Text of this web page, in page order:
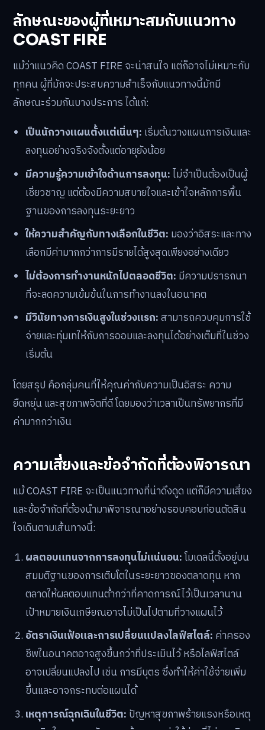
ลักษณะของผู้ที่เหมาะสมกับแนวทาง
COAST FIRE
แม้ว่าแนวคิด COAST FIRE จะน่าสนใจ แต่ก็อาจไม่เหมาะกับ
ทุกคน ผู้ที่มักจะประสบความสำเร็จกับแนวทางนี้มักมี
ลักษณะร่วมกันบางประการ ได้แก่:
เป็นนักวางแผนตั้งแต่เนิ่นๆ: เริ่มต้นวางแผนการเงินและ
ลงทุนอย่างจริงจังตั้งแต่อายุยังน้อย
มีความรู้ความเข้าใจด้านการลงทุน:ไม่จำเป็นต้องเป็นผู้
เชี่ยวชาญ แต่ต้องมีความสบายใจและเข้าใจหลักการพื้น
ฐานของการลงทุนระยะยาว
ให้ความสำคัญกับทางเลือกในชีวิต: มองว่าอิสระและทาง
เลือกมีค่ามากกว่าการมีรายได้สูงสุดเพียงอย่างเดียว
ไม่ต้องการทำงานหนักไปตลอดชีวิต: มีความปรารถนา
ที่จะลดความเข้มข้นในการทำงานลงในอนาคต
มีวินัยทางการเงินสูงในช่วงแรก:สามารถควบคุมการใช้
จ่ายและทุ่มเทให้กับการออมและลงทุนได้อย่างเต็มที่ในช่วง
เริ่มต้น
โดยสรุป คือกลุ่มคนที่ให้คุณค่ากับความเป็นอิสระ ความ
ยืดหยุ่น และสุขภาพจิตที่ดี โดยมองว่าเวลาเป็นทรัพยากรที่มี
ค่ามากกว่าเงิน
ความเสี่ยงและข้อจำกัดที่ต้องพิจารณา
แม้ COAST FIRE จะเป็นแนวทางที่น่าดึงดูด แต่ก็มีความเสี่ยง
และข้อจำกัดที่ต้องนำมาพิจารณาอย่างรอบคอบก่อนตัดสิน
ใจเดินตามเส้นทางนี้:
ผลตอบแทนจากการลงทุนไม่แน่นอน:โมเดลนี้ตั้งอยู่บน
สมมติฐานของการเติบโตในระยะยาวของตลาดทุน หาก
ตลาดให้ผลตอบแทนต่ำกว่าที่คาดการณ์ไว้เป็นเวลานาน
เป้าหมายเงินเกษียณอาจไม่เป็นไปตามที่วางแผนไว้
อัตราเงินเฟ้อและการเปลี่ยนแปลงไลฟ์สไตล์: ค่าครอง
ชีพในอนาคตอาจสูงขึ้นกว่าที่ประเมินไว้ หรือไลฟ์สไตล์
อาจเปลี่ยนแปลงไป เช่น การมีบุตร ซึ่งทำให้ค่าใช้จ่ายเพิ่ม
ขึ้นและอาจกระทบต่อแผนได้
เหตุการณ์ฉุกเฉินในชีวิต: ปัญหาสุขภาพร้ายแรงหรือเหตุ